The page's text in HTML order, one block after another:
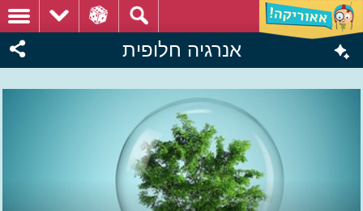
אנרגיה חלופית